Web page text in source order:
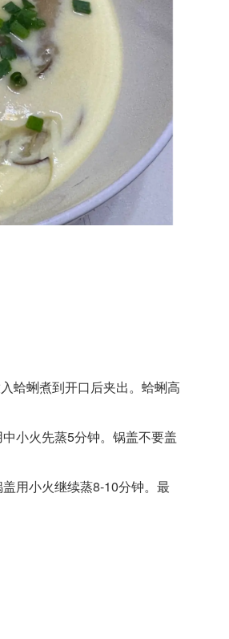
蛤蜊煮到开口后夹出。蛤蜊高
小火先蒸5分钟。锅盖不要盖
用小火继续蒸8-10分钟。最